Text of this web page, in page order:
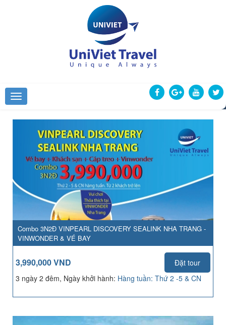
Combo 3N2Đ VINPEARL DISCOVERY SEALINK NHA TRANG -
VINWONDER & VÉ BAY
3,990,000 VND
Đặt tour
3 ngày 2 đêm, Ngày khởi hành: Hàng tuần: Thứ 2 -5 & CN